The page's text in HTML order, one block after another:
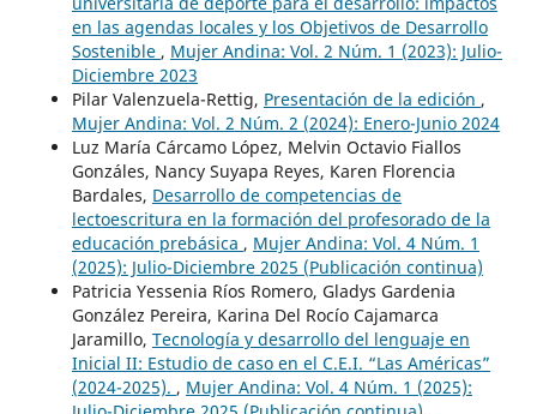
en las agendas locales y los Objetivos de Desarrollo
Sostenible , Mujer Andina: Vol. 2 Núm. 1 (2023): Julio-
Diciembre 2023
Pilar Valenzuela-Rettig, Presentación de la edición ,
Mujer Andina: Vol. 2 Núm. 2 (2024): Enero-Junio 2024
Luz María Cárcamo López, Melvin Octavio Fiallos
Gonzáles, Nancy Suyapa Reyes, Karen Florencia
Bardales, Desarrollo de competencias de
lectoescritura en la formación del profesorado de la
educación prebásica , Mujer Andina: Vol. 4 Núm. 1
(2025): Julio-Diciembre 2025 (Publicación continua)
Patricia Yessenia Ríos Romero, Gladys Gardenia
González Pereira, Karina Del Rocío Cajamarca
Jaramillo, Tecnología y desarrollo del lenguaje en
Inicial II: Estudio de caso en el C.E.I. “Las Américas”
(2024-2025). , Mujer Andina: Vol. 4 Núm. 1 (2025):